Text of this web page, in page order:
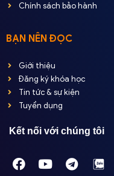
Chính sách bảo hành
BẠN NÊN ĐỌC
Giới thiệu
Đăng ký khóa học
Tin tức & sự kiện
Tuyển dụng
Kết nối với chúng tôi